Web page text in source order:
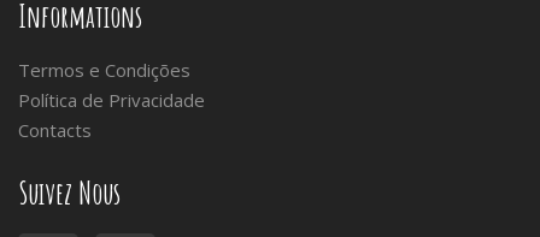
Informations
Termos e Condições
Política de Privacidade
Contacts
Suivez Nous